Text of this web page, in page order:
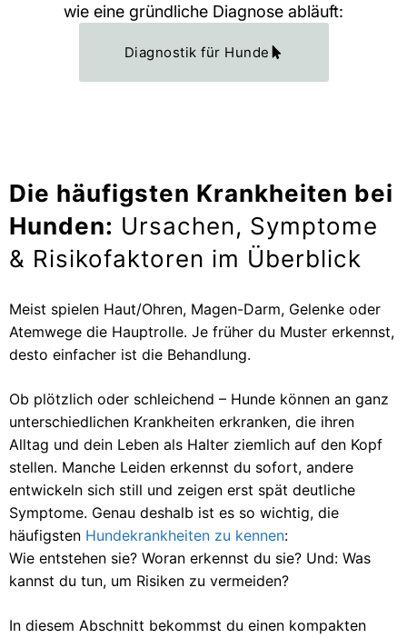
wie eine gründliche Diagnose abläuft:
Diagnostik für Hunde
Die häufigsten Krankheiten bei
Hunden: Ursachen, Symptome
& Risikofaktoren im Überblick
Meist spielen Haut/Ohren, Magen-Darm, Gelenke oder
Atemwege die Hauptrolle. Je früher du Muster erkennst,
desto einfacher ist die Behandlung.
Ob plötzlich oder schleichend – Hunde können an ganz
unterschiedlichen Krankheiten erkranken, die ihren
Alltag und dein Leben als Halter ziemlich auf den Kopf
stellen. Manche Leiden erkennst du sofort, andere
entwickeln sich still und zeigen erst spät deutliche
Symptome. Genau deshalb ist es so wichtig, die
häufigsten Hundekrankheiten zu kennen:
Wie entstehen sie? Woran erkennst du sie? Und: Was
kannst du tun, um Risiken zu vermeiden?
In diesem Abschnitt bekommst du einen kompakten